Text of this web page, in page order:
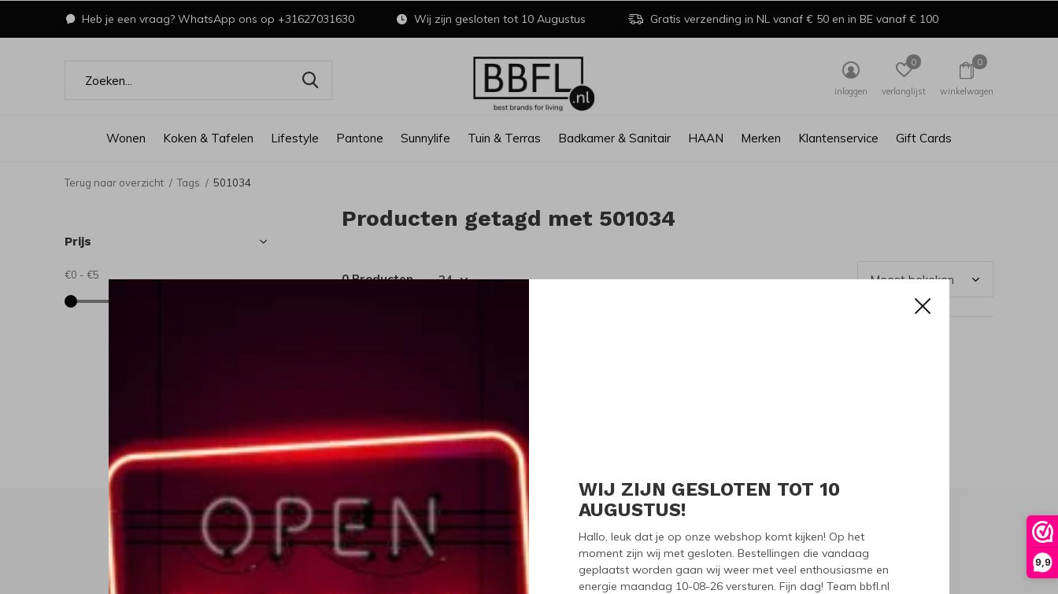
9,9
WIJ ZIJN GESLOTEN TOT 10
AUGUSTUS!
Hallo, leuk dat je op onze webshop komt kijken! Op het
moment zijn wij met gesloten. Bestellingen die vandaag
geplaatst worden gaan wij weer met veel enthousiasme en
energie maandag 10-08-26 versturen. Fijn dag! Team bbfl.nl
Wonen Koken & Tafelen Lifestyle Pantone Sunnylife Tuin & Terras Badkamer & Sanitair HAAN Merken Klantenservice Gift Cards
inloggen verlanglijst
0
winkelwagen
0
Heb je een vraag? WhatsApp ons op +31627031630 Wij zijn gesloten tot 10 Augustus Gratis verzending in NL vanaf € 50 en in BE vanaf € 100
Terug naar overzicht Tags 501034
Producten getagd met 501034
0 Producten
Prijs
€0 - €5
Meld je aan voor onze nieuwsbrief
Ontvang de nieuwste aanbiedingen en promoties